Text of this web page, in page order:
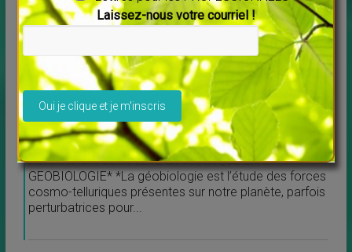
FORMATION COMPLETE ET PRATIQUE EN
GEOBIOLOGIE* *La géobiologie est l’étude des forces
cosmo-telluriques présentes sur notre planète, parfois
perturbatrices pour...
Laissez-nous votre courriel !
Veuillez laisser ce champ vide.